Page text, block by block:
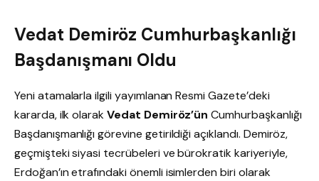
Vedat Demiröz Cumhurbaşkanlığı
Başdanışmanı Oldu
Yeni atamalarla ilgili yayımlanan Resmi Gazete’deki
kararda, ilk olarakVedat Demiröz’ün Cumhurbaşkanlığı
Başdanışmanlığı görevine getirildiği açıklandı. Demiröz,
geçmişteki siyasi tecrübeleri ve bürokratik kariyeriyle,
Erdoğan’ın etrafındaki önemli isimlerden biri olarak